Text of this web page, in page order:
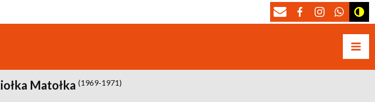
Matołka (1969-1971)